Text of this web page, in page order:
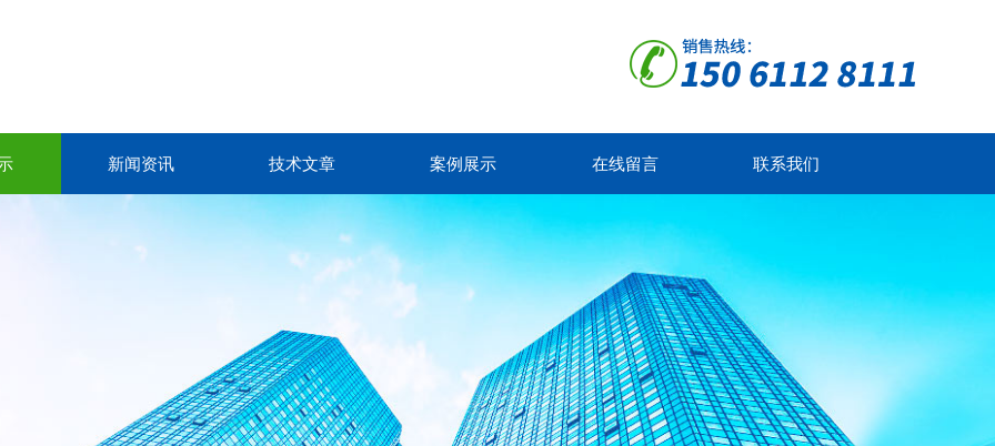
新闻资讯 技术文章 案例展示 在线留言 联系我们